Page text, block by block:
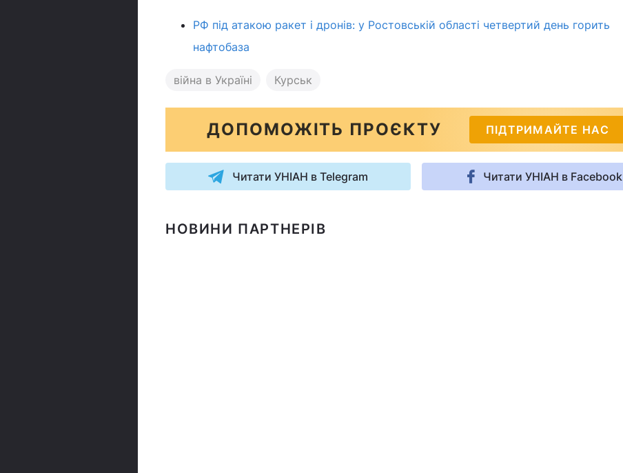
РФ під атакою ракет і дронів: у Ростовській області четвертий день горить
нафтобаза
війна в Україні Курськ
ДОПОМОЖІТЬ ПРОЄКТУ ПІДТРИМАЙТЕ НАС
Читати УНІАН в Telegram Читати УНІАН в Facebook
НОВИНИ ПАРТНЕРІВ